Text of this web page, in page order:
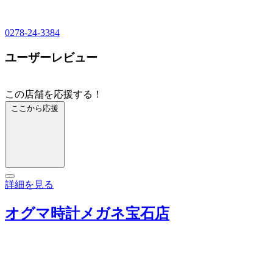
0278-24-3384
ユーザーレビュー
この店舗を応援する！
ここから応援
詳細を見る
オグマ時計メガネ宝石店